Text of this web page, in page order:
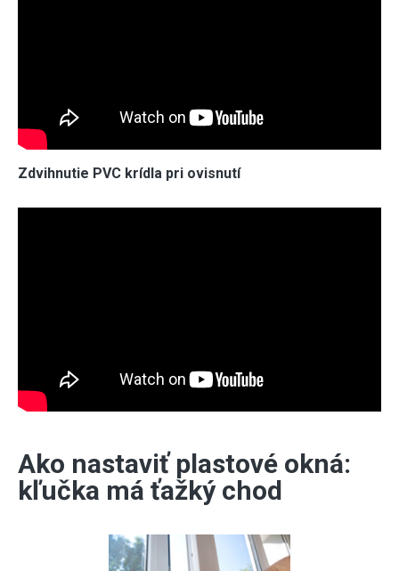
Zdvihnutie PVC krídla pri ovisnutí
Ako nastaviť plastové okná:
kľučka má ťažký chod